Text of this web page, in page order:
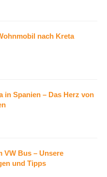
nach Kreta
in Spanien – Das Herz von
VW Bus – Unsere
und Tipps